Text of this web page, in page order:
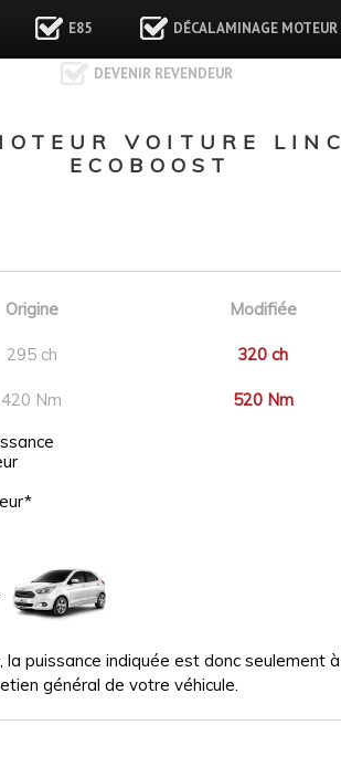
E85 DÉCALAMINAGE MOTEUR
DEVENIR REVENDEUR
VOITURE
ECOBOOST
Origine Modifiée
295 ch 320 ch
420 Nm 520 Nm
la puissance indiquée est donc
général de votre véhicule.